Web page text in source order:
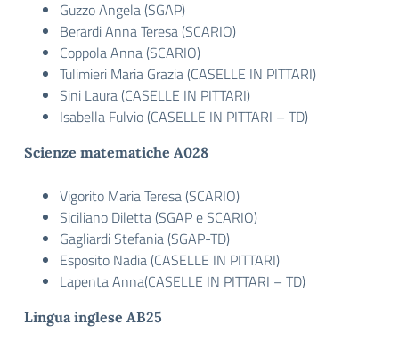
Guzzo Angela (SGAP)
Berardi Anna Teresa (SCARIO)
Coppola Anna (SCARIO)
Tulimieri Maria Grazia (CASELLE IN PITTARI)
Sini Laura (CASELLE IN PITTARI)
Isabella Fulvio (CASELLE IN PITTARI – TD)
Scienze matematiche A028
Vigorito Maria Teresa (SCARIO)
Siciliano Diletta (SGAP e SCARIO)
Gagliardi Stefania (SGAP-TD)
Esposito Nadia (CASELLE IN PITTARI)
Lapenta Anna(CASELLE IN PITTARI – TD)
Lingua inglese AB25